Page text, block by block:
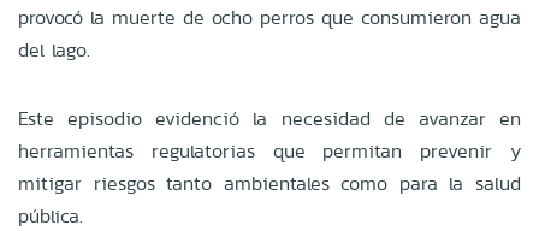
provocó la muerte de ocho perros que consumieron agua
del lago.
Este episodio evidenció la necesidad de avanzar en
herramientas regulatorias que permitan prevenir y
mitigar riesgos tanto ambientales como para la salud
pública.